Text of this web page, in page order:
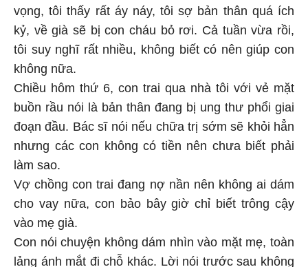
vọng, tôi thấy rất áy náy, tôi sợ bản thân quá ích
kỷ, về già sẽ bị con cháu bỏ rơi. Cả tuần vừa rồi,
tôi suy nghĩ rất nhiều, không biết có nên giúp con
không nữa.
Chiều hôm thứ 6, con trai qua nhà tôi với vẻ mặt
buồn rầu nói là bản thân đang bị ung thư phổi giai
đoạn đầu. Bác sĩ nói nếu chữa trị sớm sẽ khỏi hẳn
nhưng các con không có tiền nên chưa biết phải
làm sao.
Vợ chồng con trai đang nợ nần nên không ai dám
cho vay nữa, con bảo bây giờ chỉ biết trông cậy
vào mẹ già.
Con nói chuyện không dám nhìn vào mặt mẹ, toàn
lảng ánh mắt đi chỗ khác. Lời nói trước sau không